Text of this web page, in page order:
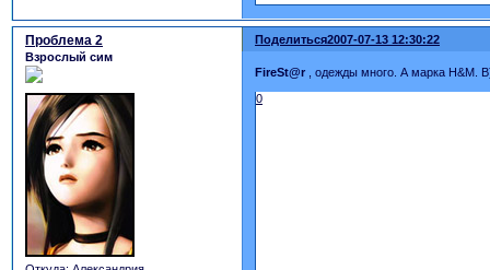
Поделиться2007-07-13 12:30:22
Проблема 2
Взрослый сим
FireSt@r
, одежды много. А марка H&M.
0